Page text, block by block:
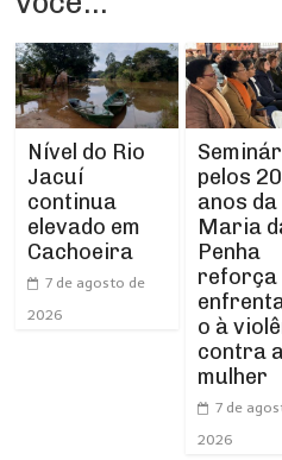
Nível do Rio
Jacuí
continua
elevado em
Cachoeira
7 de agosto de
2026
pelos 20
anos da
Maria
Penha
reforça
o à
contra
mulher
7 de
2026